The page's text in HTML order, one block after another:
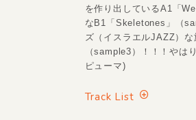
を作り出しているA1「
なB1「Skeletones」（
ズ（イスラエルJAZZ）
（sample3）！！！や
ピューマ)
Track List